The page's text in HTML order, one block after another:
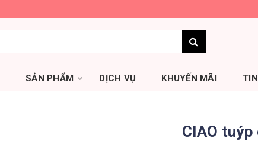
SẢN PHẨM DỊCH VỤ KHUYẾN MÃI
CIAO